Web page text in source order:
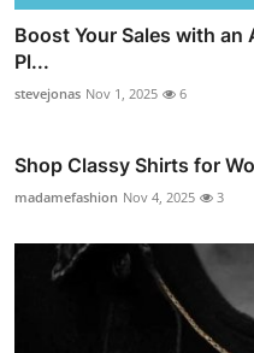
Boost Your Sales with an
Pl...
stevejonas Nov 1, 2025 6
Shop Classy Shirts for
madamefashion Nov 4, 2025 3